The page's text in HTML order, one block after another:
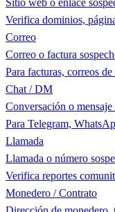
Sitio web o enlace
Verifica dominios,
Correo
Correo o factura
Para facturas, correos
Chat / DM
Conversación o
Para Telegram,
Llamada
Llamada o número
Verifica reportes
Monedero / Contrato